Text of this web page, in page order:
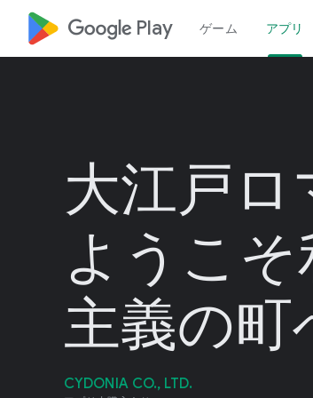
google_logo Play ゲーム アプリ
大江戸ロ
ようこ
主義の町
CYDONIA CO., LTD.